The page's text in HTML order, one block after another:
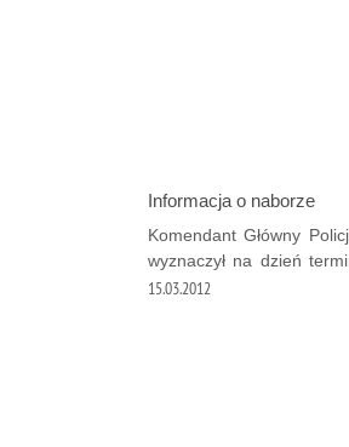
Informacja o naborze
Komendant Główny
wyznaczył na dzień
15.03.2012